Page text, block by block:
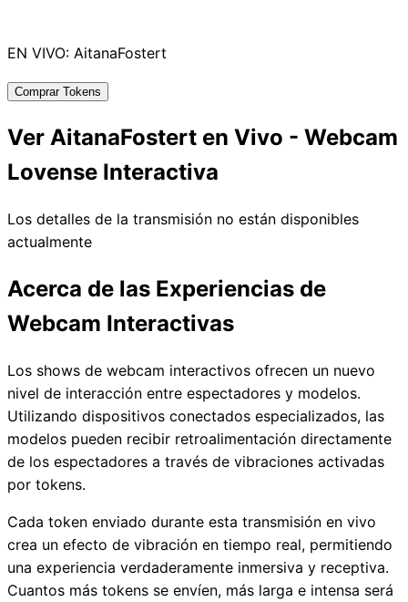
EN VIVO: AitanaFostert
Comprar Tokens
Ver AitanaFostert en Vivo - Webcam
Lovense Interactiva
Los detalles de la transmisión no están disponibles
actualmente
Acerca de las Experiencias de
Webcam Interactivas
Los shows de webcam interactivos ofrecen un nuevo
nivel de interacción entre espectadores y modelos.
Utilizando dispositivos conectados especializados, las
modelos pueden recibir retroalimentación directamente
de los espectadores a través de vibraciones activadas
por tokens.
Cada token enviado durante esta transmisión en vivo
crea un efecto de vibración en tiempo real, permitiendo
una experiencia verdaderamente inmersiva y receptiva.
Cuantos más tokens se envíen, más larga e intensa será